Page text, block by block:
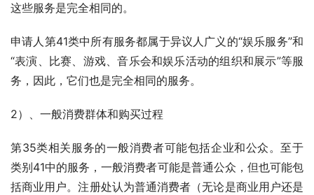
这些服务是完全相同的。
申请人第41类中所有服务都属于异议人广义的“娱乐服务”和
“表演、比赛、游戏、音乐会和娱乐活动的组织和展示”等服
务，因此，它们也是完全相同的服务。
2）、一般消费群体和购买过程
第35类相关服务的一般消费者可能包括企业和公众。至于
类别41中的服务，一般消费者可能是普通公众，但也可能包
括商业用户。注册处认为普通消费者（无论是商业用户还是